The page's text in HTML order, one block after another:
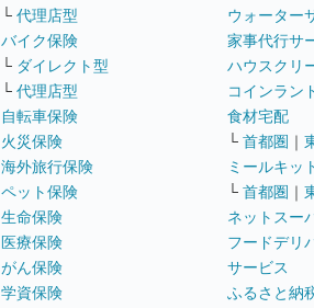
└ 代理店型
バイク保険
└ ダイレクト型
└ 代理店型
自転車保険
火災保険
海外旅行保険
ペット保険
生命保険
医療保険
がん保険
学資保険
ウォーター
家事代行サ
ハウスクリ
コインラン
食材宅配
└ 首都圏 ｜
ミールキッ
└ 首都圏 ｜
ネットスー
フードデリ
サービス
ふるさと納